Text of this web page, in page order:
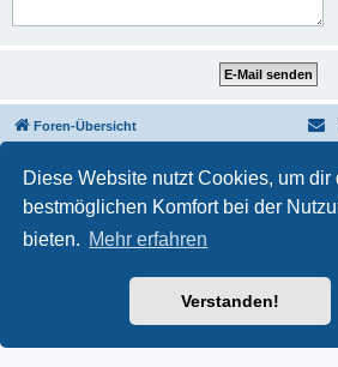
Diese Website nutzt Cookies, um dir
bestmöglichen Komfort bei der
bieten. Mehr erfahren
Verstanden!
Foren-Übersicht
Powered by phpBB
® Forum Software ©
Deutsche Übersetzung durch
Datenschutz|